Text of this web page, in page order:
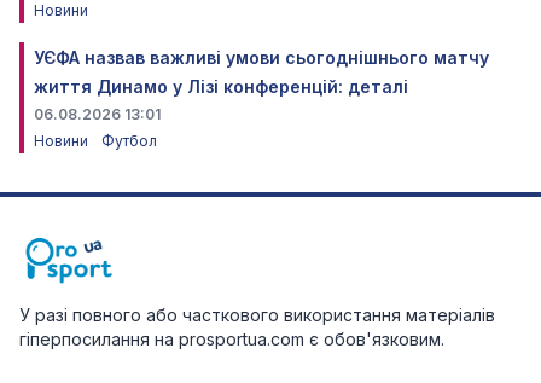
Новини
УЄФА назвав важливі умови сьогоднішнього матчу
життя Динамо у Лізі конференцій: деталі
06.08.2026 13:01
Новини
Футбол
У разі повного або часткового використання матеріалів
гіперпосилання на prosportua.com є обов'язковим.